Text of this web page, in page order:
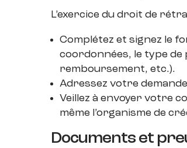
L’exercice du droit de
Complétez et signez le
coordonnées, le type
remboursement, etc.).
Adressez votre
Veillez à envoyer votre
même l’organisme de
Documents et